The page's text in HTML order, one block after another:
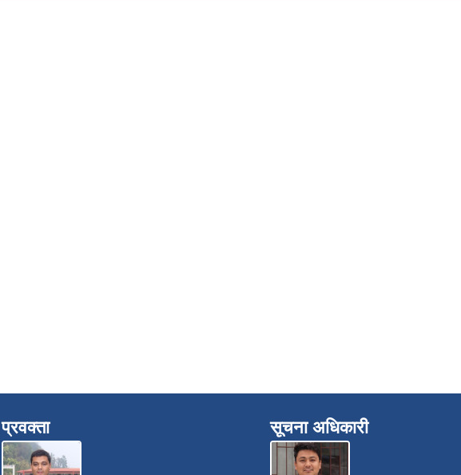
प्रवक्ता सूचना अधिकारी